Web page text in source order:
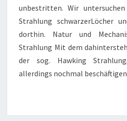
unbestritten. Wir
Strahlung schwarzerLöcher
dorthin. Natur und
Strahlung Mit dem
der sog. Hawking
allerdings nochmal